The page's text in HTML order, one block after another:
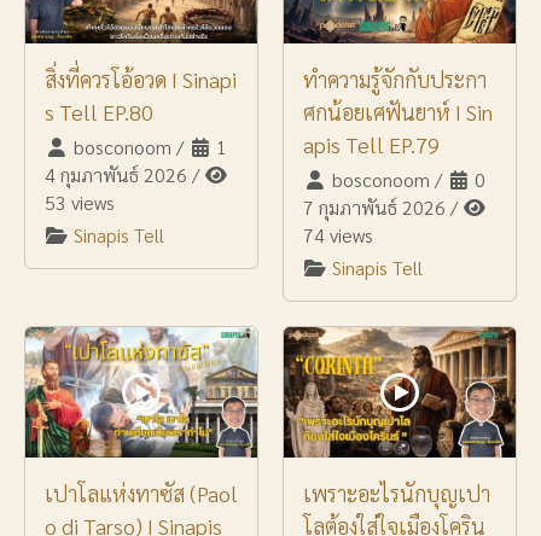
สิ่งที่ควรโอ้อวด I Sinapi
s Tell EP.80
bosconoom /
1
4 กุมภาพันธ์ 2026 /
53 views
Sinapis Tell
ทำความรู้จักกับประกา
ศกน้อยเศฟันยาห์ I Sin
apis Tell EP.79
bosconoom /
0
7 กุมภาพันธ์ 2026 /
74 views
Sinapis Tell
เปาโลแห่งทาซัส (Paol
o di Tarso) I Sinapis
เพราะอะไรนักบุญเปา
โลต้องใส่ใจเมืองโคริน